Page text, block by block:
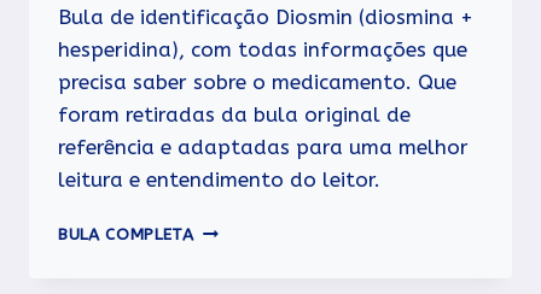
Bula de identificação Diosmin (diosmina +
hesperidina), com todas informações que
precisa saber sobre o medicamento. Que
foram retiradas da bula original de
referência e adaptadas para uma melhor
leitura e entendimento do leitor.
BULA COMPLETA DIOSMIN